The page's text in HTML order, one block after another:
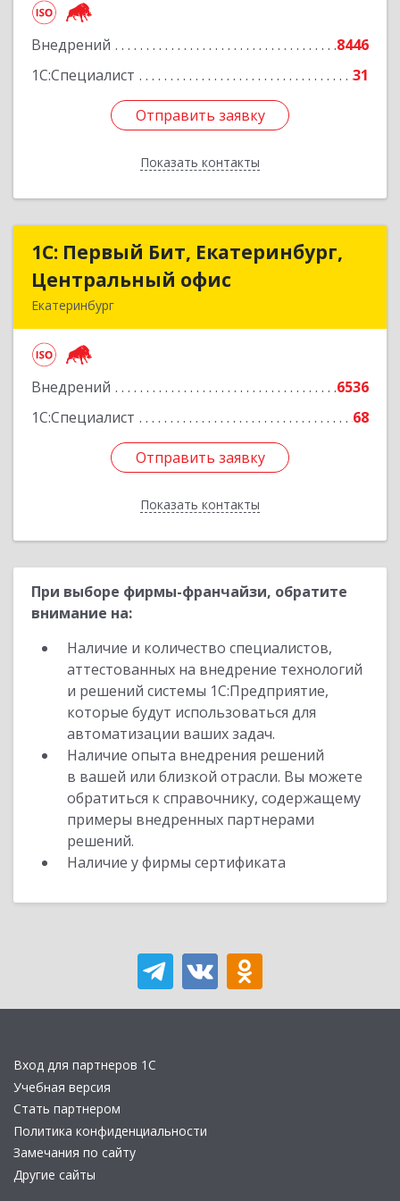
Внедрений
8446
1С:Специалист
31
Отправить заявку
Показать контакты
Отправить заявку
Назад
1С: Первый Бит, Екатеринбург,
Центральный офис
Екатеринбург
Внедрений
6536
1С:Специалист
68
Отправить заявку
Показать контакты
1С: Первый Бит, Екатеринбург,
Центральный офис
Екатеринбург г, Малышева ул, строение 29,
Подробнее
Отправить заявку
Назад
При выборе фирмы-франчайзи, обратите
внимание на:
Наличие и количество специалистов,
аттестованных на внедрение технологий
и решений системы 1С:Предприятие,
которые будут использоваться для
автоматизации ваших задач.
Наличие опыта внедрения решений
в вашей или близкой отрасли. Вы можете
обратиться к справочнику, содержащему
примеры внедренных партнерами
решений.
Наличие у фирмы сертификата
Вход для партнеров 1С
Учебная версия
Стать партнером
Политика конфиденциальности
Замечания по сайту
Другие сайты